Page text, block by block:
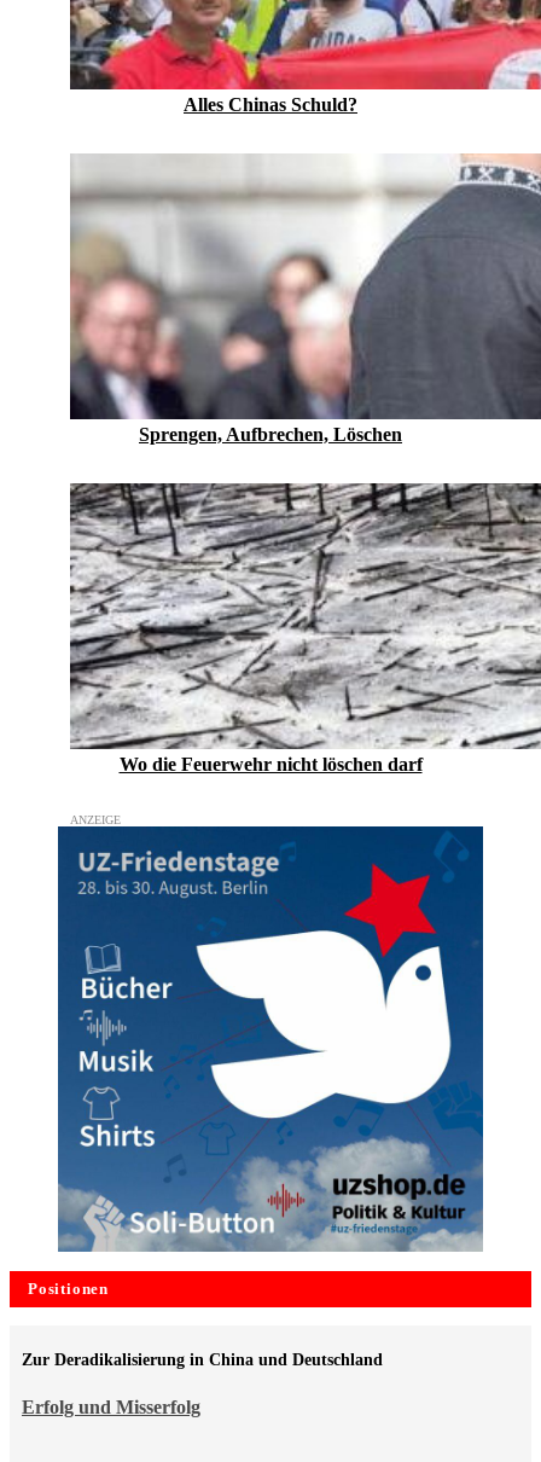
Alles Chinas Schuld?
Sprengen, Aufbrechen, Löschen
Wo die Feuerwehr nicht löschen darf
Positionen
Erfolg und Misserfolg
Zur Deradikalisierung in China und Deutschland